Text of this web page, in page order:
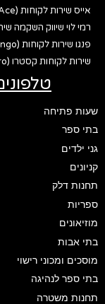
אייס שירות לקוחות (Ace)
רמי לוי שיווק השקמה
פנגו שירות לקוחות (Pango)
שירות לקוחות קסטרו (Castro)
שעות פתיחה
בתי ספר
גני ילדים
קניונים
תחנות דלק
ספריות
מוזיאונים
בתי אבות
מוסכים ומכוני רישוי
בתי ספר לנהיגה
תחנות משטרה